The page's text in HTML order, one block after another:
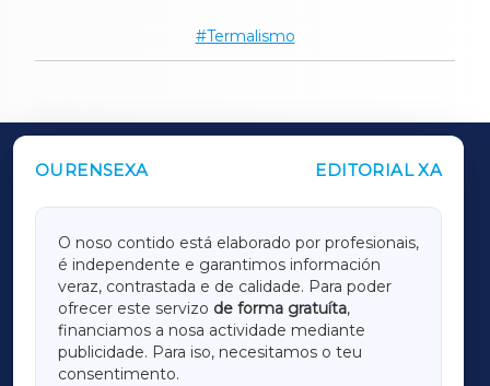
Termalismo
OURENSEXA EDITORIAL XA
O noso contido está elaborado por profesionais,
é independente e garantimos información
veraz, contrastada e de calidade. Para poder
ofrecer este servizo de forma gratuíta,
financiamos a nosa actividade mediante
publicidade. Para iso, necesitamos o teu
consentimento.
OUTROS PERIÓDICOS
LUGOXA
TERRACHAXA